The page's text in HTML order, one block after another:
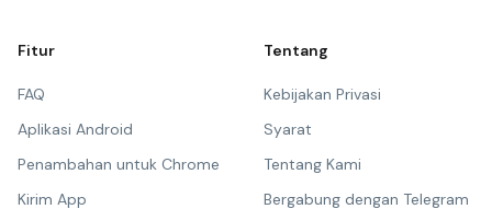
Fitur
FAQ
Aplikasi Android
Penambahan untuk Chrome
Kirim App
Tentang
Kebijakan Privasi
Syarat
Tentang Kami
Bergabung dengan Telegram